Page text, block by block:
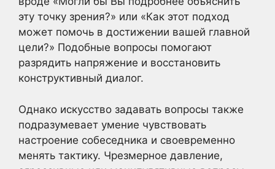
эту точку зрения?» или «Как этот подход
может помочь в достижении вашей главной
цели?» Подобные вопросы помогают
разрядить напряжение и восстановить
конструктивный диалог.
Однако искусство задавать вопросы также
подразумевает умение чувствовать
настроение собеседника и своевременно
менять тактику. Чрезмерное давление,